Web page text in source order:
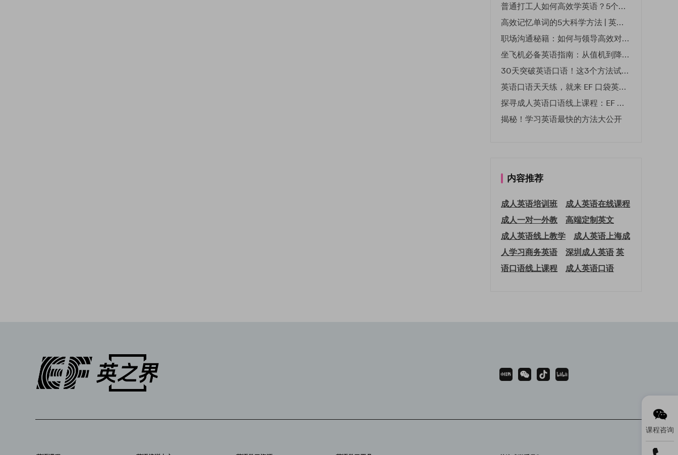
普通打工人如何高效学英语？5个实用技巧助你突破职场瓶颈
高效记忆单词的5大科学方法 | 英语学习必备技巧
职场沟通秘籍：如何与领导高效对话 | EF英孚职场指南
坐飞机必备英语指南：从值机到降落的全流程表达
30天突破英语口语！这3个方法试过的人都说有效
英语口语天天练，就来 EF 口袋英语微信小程序
探寻成人英语口语线上课程：EF 英孚教育凭什么领航
揭秘！学习英语最快的方法大公开
内容推荐
成人英语培训班
成人英语在线课程
成人一对一外教
高端定制英文
成人英语线上教学
成人英语上海成
人学习商务英语
深圳成人英语英
语口语线上课程
成人英语口语
课程咨询